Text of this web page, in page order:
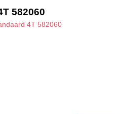
582060